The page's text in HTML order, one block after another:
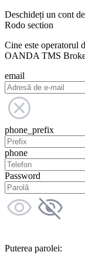
Deschideți un cont
Rodo section
Cine este operatorul
OANDA TMS
email
phone_prefix
phone
Password
Puterea parolei: